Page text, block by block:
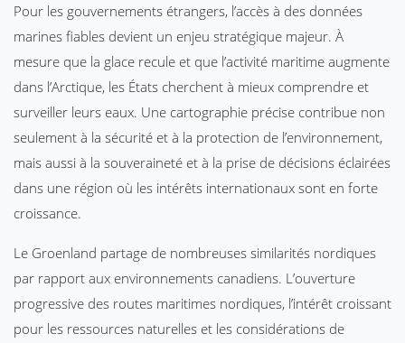
Pour les gouvernements étrangers, l’accès à des données
marines fiables devient un enjeu stratégique majeur. À
mesure que la glace recule et que l’activité maritime augmente
dans l’Arctique, les États cherchent à mieux comprendre et
surveiller leurs eaux. Une cartographie précise contribue non
seulement à la sécurité et à la protection de l’environnement,
mais aussi à la souveraineté et à la prise de décisions éclairées
dans une région où les intérêts internationaux sont en forte
croissance.
Le Groenland partage de nombreuses similarités nordiques
par rapport aux environnements canadiens. L’ouverture
progressive des routes maritimes nordiques, l’intérêt croissant
pour les ressources naturelles et les considérations de